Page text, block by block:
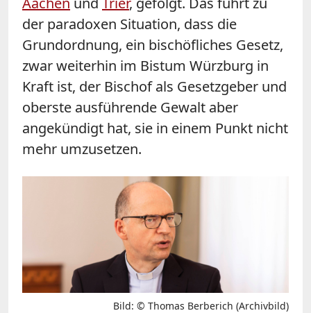
der paradoxen Situation, dass die
Grundordnung, ein bischöfliches Gesetz,
zwar weiterhin im Bistum Würzburg in
Kraft ist, der Bischof als Gesetzgeber und
oberste ausführende Gewalt aber
angekündigt hat, sie in einem Punkt nicht
mehr umzusetzen.
Bild: © Thomas Berberich (Archivbild)